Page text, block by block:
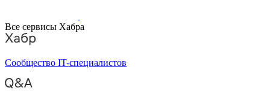
Все сервисы Хабра
Сообщество IT-специалистов